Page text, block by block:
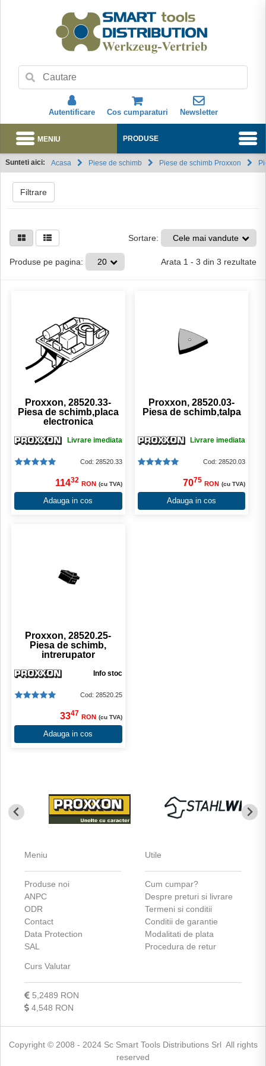
Autentificare Cos cumparaturi Newsletter
Abonare
PRODUSE
MENIU
Sunteti aici: Acasa Piese de schimb Proxxon
Piese de schimb
Filtrare
Sortare: Cele mai vandute
Produse pe pagina: 20 Arata 1 - 3 din 3 rezultate
Proxxon, 28520.33-
Piesa de schimb,placa
electronica
Livrare imediata
Cod: 28520.33
11432 RON (cu TVA)
Adauga in cos
Proxxon, 28520.03-
Piesa de schimb,talpa
Livrare imediata
Cod: 28520.03
7075 RON (cu TVA)
Adauga in cos
Proxxon, 28520.25-
Piesa de schimb,
intrerupator
Info stoc
Cod: 28520.25
3347 RON (cu TVA)
Adauga in cos
Meniu
Produse noi
ANPC
ODR
Contact
Data Protection
SAL
Utile
Cum cumpar?
Despre preturi si livrare
Termeni si conditii
Conditii de garantie
Modalitati de plata
Procedura de retur
Curs Valutar
5,2489 RON
4,548 RON
Copyright © 2008 - 2024 Sc Smart Tools Distributions Srl All rights
reserved